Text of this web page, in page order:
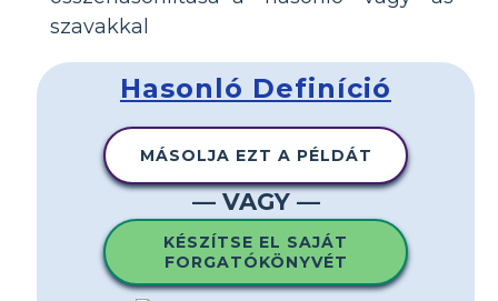
szavakkal
Hasonló Definíció
MÁSOLJA EZT A PÉLDÁT
— VAGY —
KÉSZÍTSE EL SAJÁT
FORGATÓKÖNYVÉT